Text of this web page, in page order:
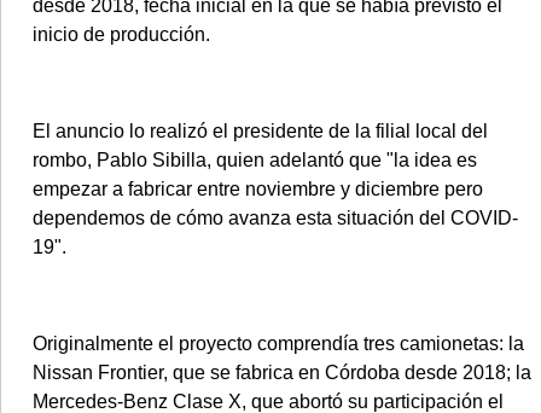
©2007/2026
desde 2018, fecha inicial en la que se había previsto el
inicio de producción.
El anuncio lo realizó el presidente de la filial local del
rombo, Pablo Sibilla, quien adelantó que "la idea es
empezar a fabricar entre noviembre y diciembre pero
dependemos de cómo avanza esta situación del COVID-
19".
Originalmente el proyecto comprendía tres camionetas: la
Nissan Frontier, que se fabrica en Córdoba desde 2018; la
Mercedes-Benz Clase X, que abortó su participación el